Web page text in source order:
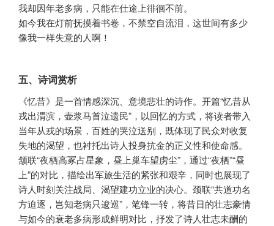
我却因年老多病，只能在仕途上徘徊不前。
如今我在灯前抚摸着书卷，不禁空自流泪，这世间有多少
像我一样失意的人啊！
五、诗词赏析
《忆昔》是一首情感深沉、意境悲壮的诗作。开篇“忆昔从
戎出渭滨，壶浆马首泣遗民”，以回忆的方式，将读者带入
当年从戎的场景，百姓的哭泣送别，既体现了民众对收复
失地的渴望，也衬托出诗人投身抗金的正义性和使命感。
颔联“夜栖高冢占星象，昼上巢车望虏尘”，通过“夜栖”“昼
上”的对比，描绘出军旅生活的紧张和艰辛，同时也展现了
诗人时刻关注战局、渴望建功立业的决心。颈联“共道功名
方迫逐，岂知老病只逡巡”，笔锋一转，将昔日的壮志豪情
与如今的衰老多病形成鲜明对比，抒发了诗人壮志未酬的